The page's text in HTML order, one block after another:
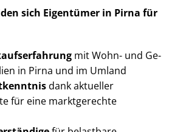
sich Eigentümer in Pirna für
mit Wohn- und Ge­
in Pirna und im Umland
dank aktueller
für eine marktgerechte